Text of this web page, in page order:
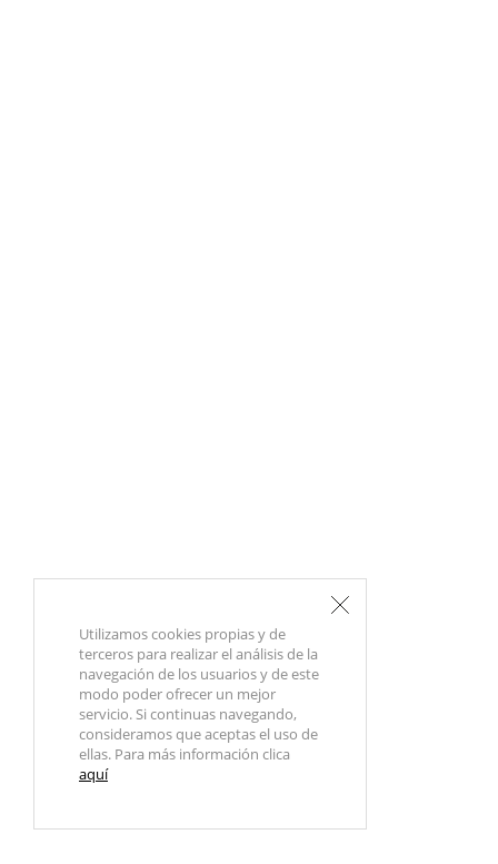
Utilizamos cookies propias y de
terceros para realizar el análisis de la
navegación de los usuarios y de este
modo poder ofrecer un mejor
servicio. Si continuas navegando,
consideramos que aceptas el uso de
ellas. Para más información clica
aquí